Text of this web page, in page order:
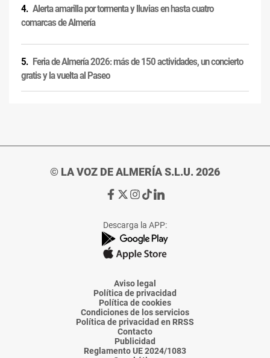
Alerta amarilla por tormenta y lluvias en hasta cuatro
comarcas de Almería
Feria de Almería 2026: más de 150 actividades, un concierto
gratis y la vuelta al Paseo
© LA VOZ DE ALMERÍA S.L.U. 2026
Ir
de
La
Voz
Almería
Ir
de
La
Voz
Almería
Ir
de
La
Voz
Almería
Ir
de
La
Voz
Almería
Ir
de
La
Voz
Descarga la APP:
Aviso legal
Política de privacidad
Política de cookies
Condiciones de los servicios
Política de privacidad en RRSS
Contacto
Publicidad
Reglamento UE 2024/1083